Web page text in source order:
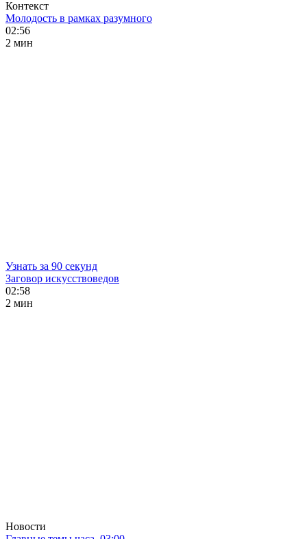
Контекст
Молодость в рамках разумного
02:56
2 мин
Узнать за 90 секунд
Заговор искусствоведов
02:58
2 мин
Новости